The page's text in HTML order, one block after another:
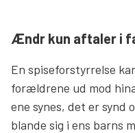
Ændr kun aftaler i
En spiseforstyrrelse
forældrene ud mod
ene synes, det er synd
blande sig i ens barns